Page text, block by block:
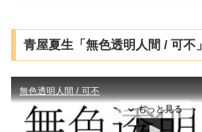
青屋夏生「無色透明人間 / 可不」